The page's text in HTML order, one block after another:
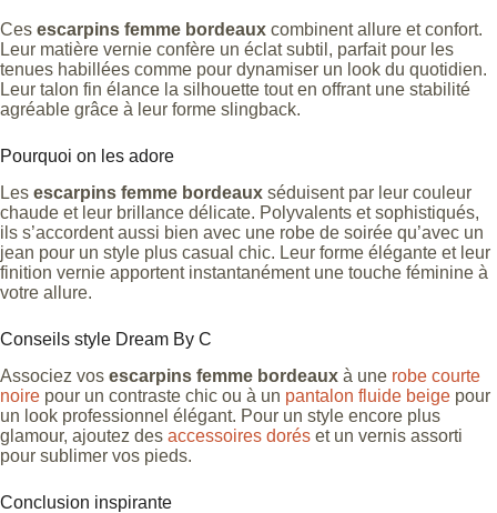
Ces escarpins femme bordeaux combinent allure et confort.
Leur matière vernie confère un éclat subtil, parfait pour les
tenues habillées comme pour dynamiser un look du quotidien.
Leur talon fin élance la silhouette tout en offrant une stabilité
agréable grâce à leur forme slingback.
Pourquoi on les adore
Les escarpins femme bordeaux séduisent par leur couleur
chaude et leur brillance délicate. Polyvalents et sophistiqués,
ils s’accordent aussi bien avec une robe de soirée qu’avec un
jean pour un style plus casual chic. Leur forme élégante et leur
finition vernie apportent instantanément une touche féminine à
votre allure.
Conseils style Dream By C
Associez vos escarpins femme bordeaux à une robe courte
noire pour un contraste chic ou à un pantalon fluide beige pour
un look professionnel élégant. Pour un style encore plus
glamour, ajoutez des accessoires dorés et un vernis assorti
pour sublimer vos pieds.
Conclusion inspirante